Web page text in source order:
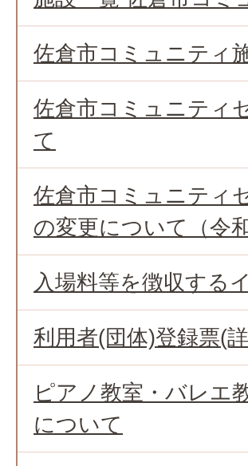
佐倉市コミュニティ
佐倉市コミュニティ
て
佐倉市コミュニティ
の変更について（令
入場料等を徴収する
利用者(団体)登録票(
ピアノ教室・バレエ
について